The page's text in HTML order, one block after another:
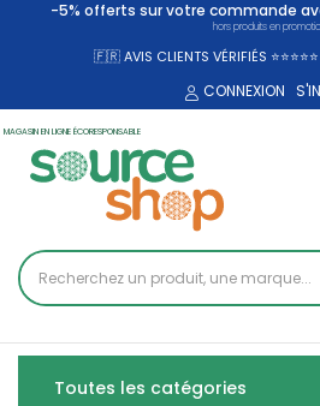
-5% offerts sur votre commande
hors produits en
🇫🇷 AVIS CLIENTS VÉRIFIÉS ⭐⭐⭐⭐⭐
CONNEXION
MAGASIN EN LIGNE ÉCORESPONSABLE
Toutes les catégories